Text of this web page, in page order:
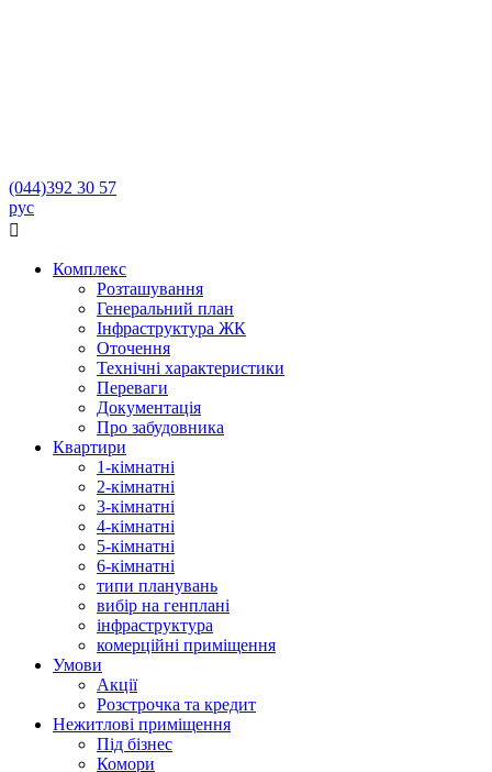
(044)392 30 57
рус

Комплекс
Розташування
Генеральний план
Інфраструктура ЖК
Оточення
Технічні характеристики
Переваги
Документація
Про забудовника
Квартири
1-кімнатні
2-кімнатні
3-кімнатні
4-кімнатні
5-кімнатні
6-кімнатні
типи планувань
вибір на генплані
інфраструктура
комерційні приміщення
Умови
Акції
Розстрочка та кредит
Нежитлові приміщення
Під бізнес
Комори